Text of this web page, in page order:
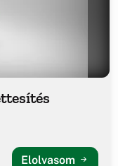
Elolvasom